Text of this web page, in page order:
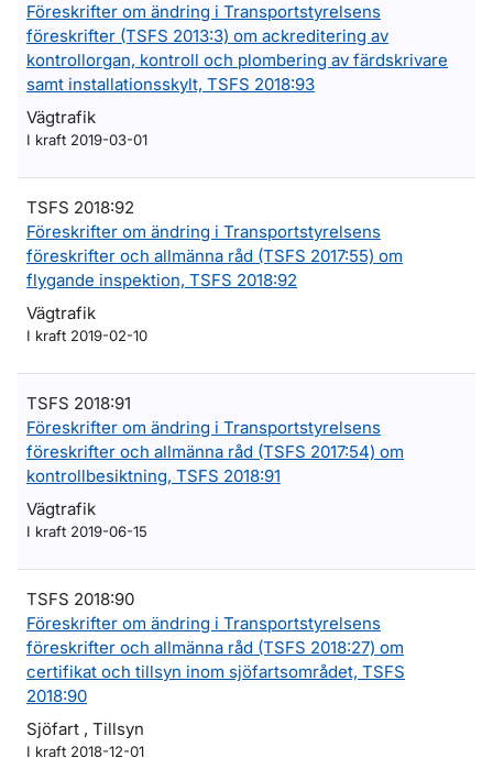
Föreskrifter om ändring i Transportstyrelsens
föreskrifter (TSFS 2013:3) om ackreditering av
kontrollorgan, kontroll och plombering av färdskrivare
samt installationsskylt, TSFS 2018:93
Vägtrafik
I kraft 2019-03-01
TSFS 2018:92
Föreskrifter om ändring i Transportstyrelsens
föreskrifter och allmänna råd (TSFS 2017:55) om
flygande inspektion, TSFS 2018:92
Vägtrafik
I kraft 2019-02-10
TSFS 2018:91
Föreskrifter om ändring i Transportstyrelsens
föreskrifter och allmänna råd (TSFS 2017:54) om
kontrollbesiktning, TSFS 2018:91
Vägtrafik
I kraft 2019-06-15
TSFS 2018:90
Föreskrifter om ändring i Transportstyrelsens
föreskrifter och allmänna råd (TSFS 2018:27) om
certifikat och tillsyn inom sjöfartsområdet, TSFS
2018:90
Sjöfart , Tillsyn
I kraft 2018-12-01